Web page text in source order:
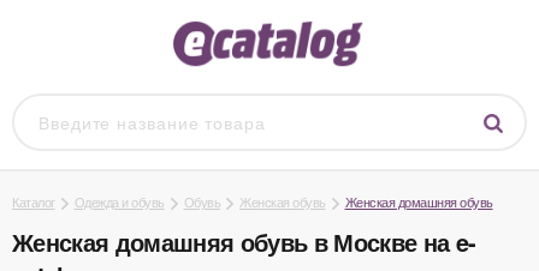
Каталог Одежда и обувь Обувь Женская обувь Женская домашняя обувь
Женская домашняя обувь в Москве на e-